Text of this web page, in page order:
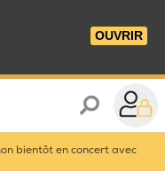
OUVRIR
bientôt en concert avec